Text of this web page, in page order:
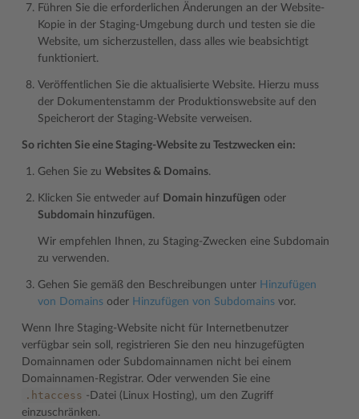
Führen Sie die erforderlichen Änderungen an der Website-
Kopie in der Staging-Umgebung durch und testen sie die
Website, um sicherzustellen, dass alles wie beabsichtigt
funktioniert.
Veröffentlichen Sie die aktualisierte Website. Hierzu muss
der Dokumentenstamm der Produktionswebsite auf den
Speicherort der Staging-Website verweisen.
So richten Sie eine Staging-Website zu Testzwecken ein:
Gehen Sie zu Websites & Domains.
Klicken Sie entweder auf Domain hinzufügen oder
Subdomain hinzufügen.
Wir empfehlen Ihnen, zu Staging-Zwecken eine Subdomain
zu verwenden.
Gehen Sie gemäß den Beschreibungen unter Hinzufügen
von Domains oder Hinzufügen von Subdomains vor.
Wenn Ihre Staging-Website nicht für Internetbenutzer
verfügbar sein soll, registrieren Sie den neu hinzugefügten
Domainnamen oder Subdomainnamen nicht bei einem
Domainnamen-Registrar. Oder verwenden Sie eine
.htaccess -Datei (Linux Hosting), um den Zugriff
einzuschränken.